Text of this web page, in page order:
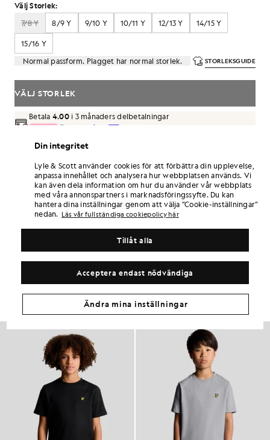
Välj Storlek:
7/8 Y
8/9 Y 9/10 Y 10/11 Y 12/13 Y 14/15 Y
15/16 Y
Normal passform. Plagget har normal storlek.
STORLEKSGUIDE
VÄLJ STORLEK
Betala 4.00i 3 månaders delbetalningar
Fri frakt vid beställningar över 70 £
byten.
Tjäna dubbelt så många poäng! Få84-
poäng vid detta köp.
6 points = 1,00 GBP
REGISTRERA DIG
Få samma look
garderob.
Din integritet
Lyle & Scott använder cookies för att förbättra din upplevelse,
anpassa innehållet och analysera hur webbplatsen används. Vi
kan även dela information om hur du använder vår webbplats
med våra annonspartners i marknadsföringssyfte. Du kan
hantera dina inställningar genom att välja ”Cookie-inställningar”
nedan. Läs vår fullständiga cookiepolicy här
Acceptera endast nödvändiga
Tillåt alla
Ändra mina inställningar